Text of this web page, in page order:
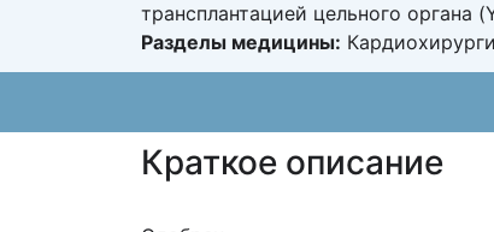
трансплантацией цельного органа
Разделы медицины:
Краткое описание